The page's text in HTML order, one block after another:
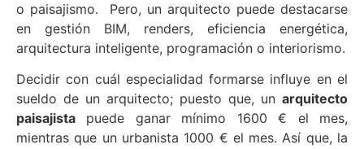
o paisajismo. Pero, un arquitecto puede destacarse
en gestión BIM, renders, eficiencia energética,
arquitectura inteligente, programación o interiorismo.
Decidir con cuál especialidad formarse influye en el
sueldo de un arquitecto; puesto que, un arquitecto
paisajista puede ganar mínimo 1600 € el mes,
mientras que un urbanista 1000 € el mes. Así que, la